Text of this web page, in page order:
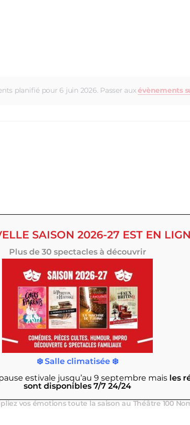
planifié pour 6 juin 2026. Passer auxévènements
sur l’ile de Nantes, avec 330 places confortables,
divertissante aussi accessible
comédies, spectacles familiaux, d’humour ou
vos émotions toute la saison au Théâtre 100
SAISON 2026-27 EST EN
Plus de 30 spectacles à découvrir
❄️ Salle climatisée ❄️
estivale jusqu’au 9 septembre maisles
sont disponibles 7/7 24/24